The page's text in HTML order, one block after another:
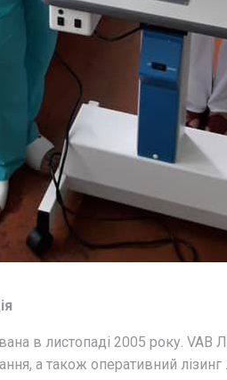
в листопаді 2005 року. VAB
а також оперативний